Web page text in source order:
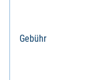
Gebühr